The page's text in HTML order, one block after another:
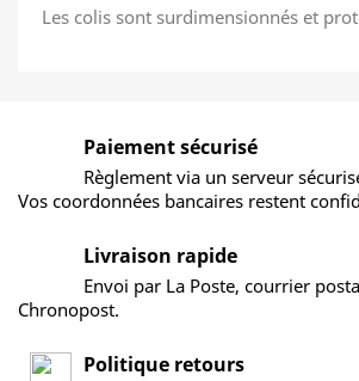
Les colis sont surdimensionnés et
Paiement sécurisé
Règlement via un serveur
Vos coordonnées bancaires restent
Livraison rapide
Envoi par La Poste, courrier
Chronopost.
Politique retours